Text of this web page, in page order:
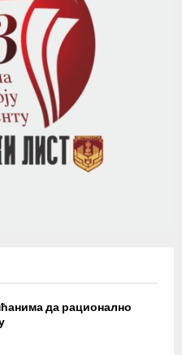
да рационално